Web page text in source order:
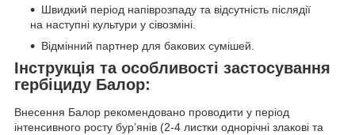
Швидкий період напіврозпаду та відсутність післядії
на наступні культури у сівозміні.
Відмінний партнер для бакових сумішей.
Інструкція та особливості застосування
гербіциду Балор:
Внесення Балор рекомендовано проводити у період
інтенсивного росту бур’янів (2-4 листки однорічні злакові та